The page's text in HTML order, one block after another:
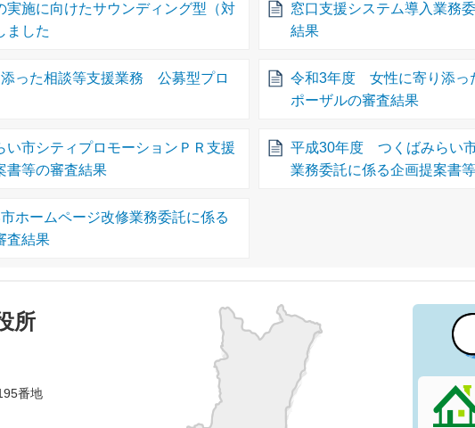
実施に向けたサウンディング型（対
ました
窓口支援システム導入業務
結果
った相談等支援業務 公募型プロ
令和3年度 女性に寄り添っ
ポーザルの審査結果
市シティプロモーションＰＲ支援
書等の審査結果
平成30年度 つくばみらい
業務委託に係る企画提案書
ホームページ改修業務委託に係る
査結果
所
番地